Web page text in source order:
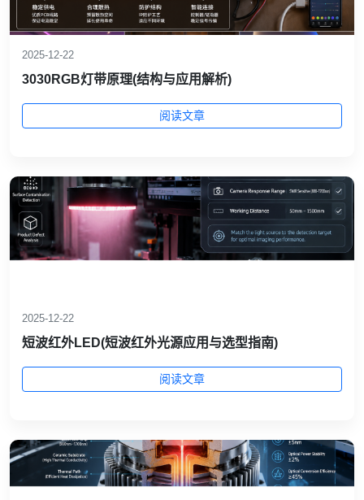
2025-12-22
3030RGB灯带原理(结构与应用解析)
阅读文章
2025-12-22
短波红外LED(短波红外光源应用与选型指南)
阅读文章